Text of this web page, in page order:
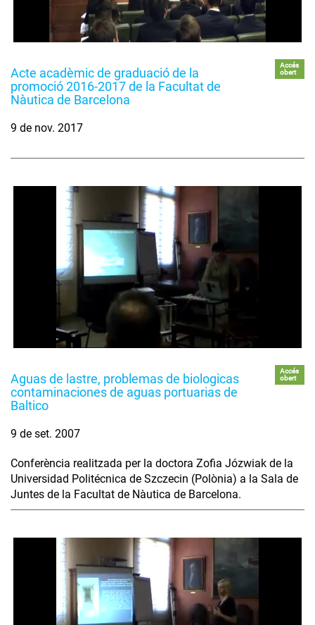
Acte acadèmic de graduació de la
promoció 2016-2017 de la Facultat de
Nàutica de Barcelona
Accés
obert
9 de nov. 2017
Aguas de lastre, problemas de biologicas
contaminaciones de aguas portuarias de
Baltico
Accés
obert
9 de set. 2007
Conferència realitzada per la doctora Zofia Józwiak de la
Universidad Politécnica de Szczecin (Polònia) a la Sala de
Juntes de la Facultat de Nàutica de Barcelona.